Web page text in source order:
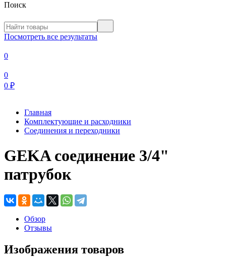
Поиск
Посмотреть все результаты
0
0
0 ₽
Главная
Комплектующие и расходники
Соединения и переходники
GEKA соединение 3/4"
патрубок
Обзор
Отзывы
Изображения товаров